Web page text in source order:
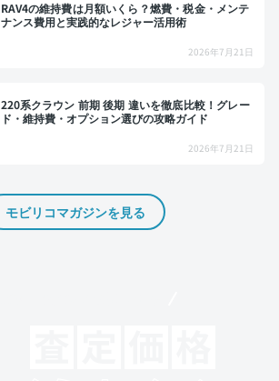
RAV4の維持費は月額いくら？燃費・税金・メンテ
ナンス費用と実践的なレジャー活用術
2026年7月21日
220系クラウン 前期 後期 違いを徹底比較！グレー
ド・維持費・オプション選びの攻略ガイド
2026年7月21日
モビリコマガジンを見る